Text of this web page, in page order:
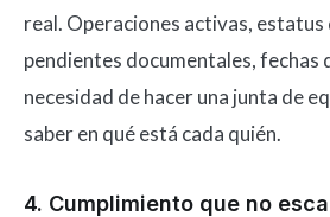
real. Operaciones activas, estatus
pendientes documentales, fechas
necesidad de hacer una junta de
saber en qué está cada quién.
4. Cumplimiento que no